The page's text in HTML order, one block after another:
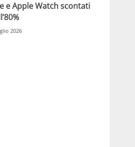
e Apple Watch scontati
2026